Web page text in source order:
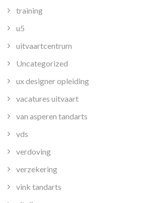
training
u5
uitvaartcentrum
Uncategorized
ux designer opleiding
vacatures uitvaart
van asperen tandarts
vds
verdoving
verzekering
vink tandarts